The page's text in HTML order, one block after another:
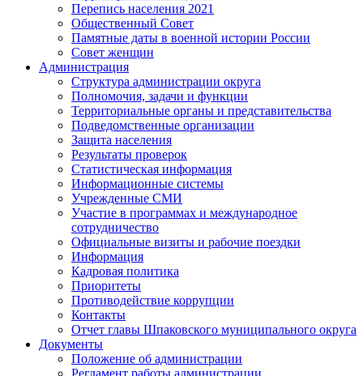
Перепись населения 2021
Общественный Совет
Памятные даты в военной истории России
Совет женщин
Администрация
Структура администрации округа
Полномочия, задачи и функции
Территориальные органы и представительства
Подведомственные организации
Защита населения
Результаты проверок
Статистическая информация
Информационные системы
Учрежденные СМИ
Участие в программах и международное
сотрудничество
Официальные визиты и рабочие поездки
Информация
Кадровая политика
Приоритеты
Противодействие коррупции
Контакты
Отчет главы Шпаковского муниципального округа
Документы
Положение об администрации